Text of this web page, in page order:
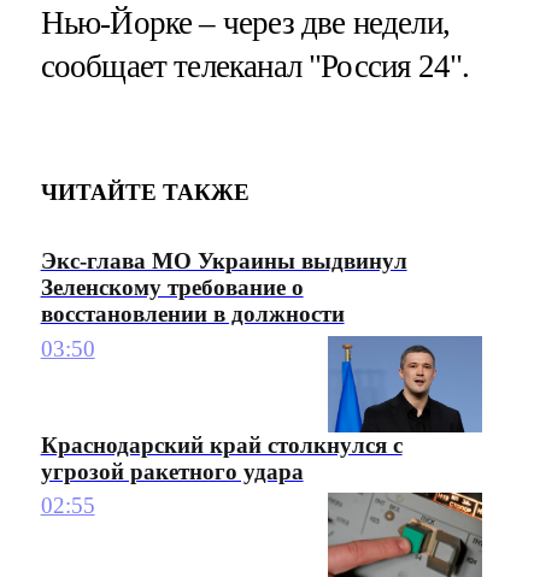
Нью-Йорке – через две недели,
сообщает телеканал "Россия 24".
ЧИТАЙТЕ ТАКЖЕ
Экс-глава МО Украины выдвинул
Зеленскому требование о
восстановлении в должности
03:50
Краснодарский край столкнулся с
угрозой ракетного удара
02:55